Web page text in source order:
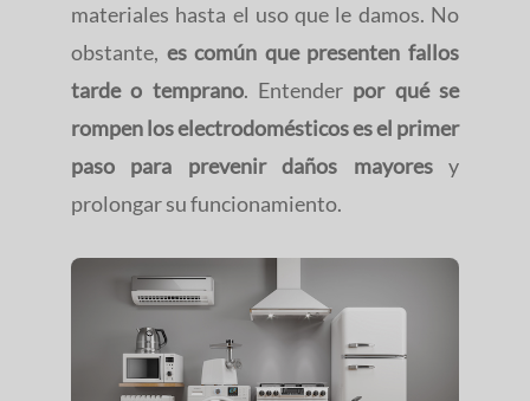
materiales hasta el uso que le damos. No
obstante, es común que presenten fallos
tarde o temprano. Entender por qué se
rompen los electrodomésticoses el primer
paso para prevenir daños mayoresy
prolongar su funcionamiento.